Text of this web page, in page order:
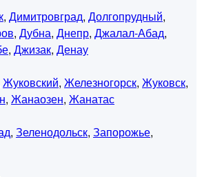
, Димитровград, Долгопрудный,
, Дубна, Днепр, Джалал-Абад,
, Джизак, Денау
Жуковский, Железногорск, Жуковск,
, Жанаозен, Жанатас
, Зеленодольск, Запорожье,